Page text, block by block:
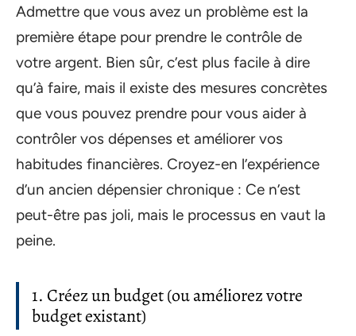
Admettre que vous avez un problème est la
première étape pour prendre le contrôle de
votre argent. Bien sûr, c’est plus facile à dire
qu’à faire, mais il existe des mesures concrètes
que vous pouvez prendre pour vous aider à
contrôler vos dépenses et améliorer vos
habitudes financières. Croyez-en l’expérience
d’un ancien dépensier chronique : Ce n’est
peut-être pas joli, mais le processus en vaut la
peine.
1. Créez un budget (ou améliorez votre
budget existant)